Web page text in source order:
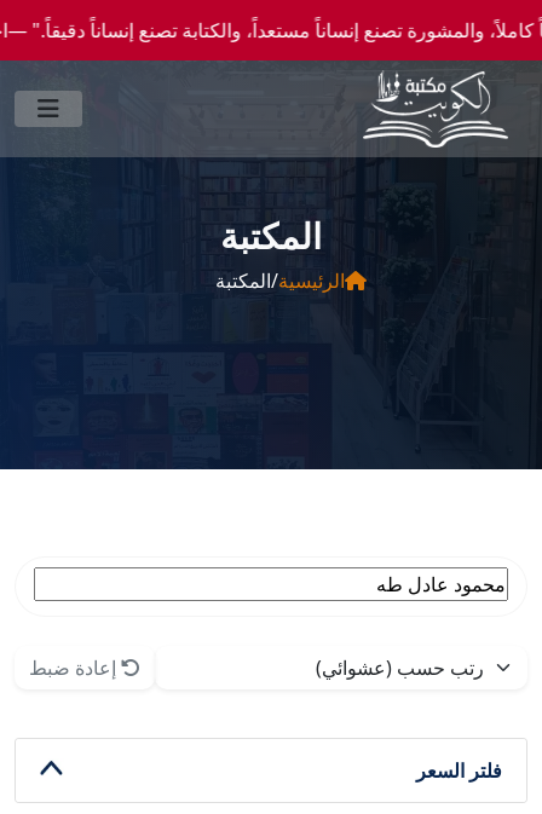
تصنع إنساناً مستعداً، والكتابة تصنع إنساناً دقيقاً." —احصل علي عروض
المكتبة
الرئيسية/المكتبة
إعادة ضبط
فلتر السعر